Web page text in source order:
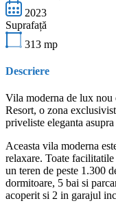
2023
Suprafață
313 mp
Descriere
Vila moderna de lux nou
Resort, o zona
priveliste eleganta
Aceasta vila moderna
relaxare. Toate
un teren de peste 1.300
dormitoare, 5 bai si
acoperit si 2 in garajul